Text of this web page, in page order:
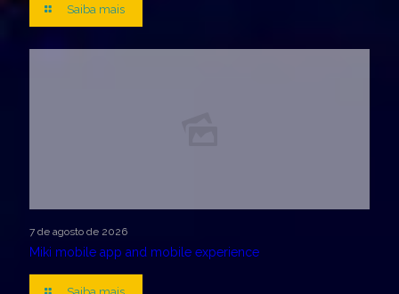
Saiba mais
7 de agosto de 2026
Miki mobile app and mobile experience